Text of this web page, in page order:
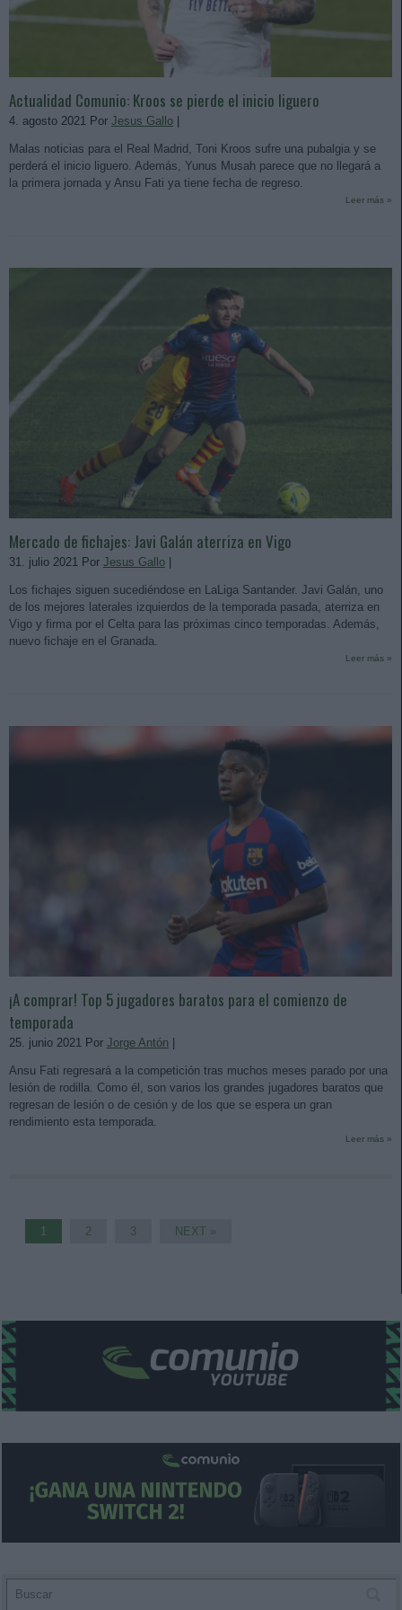
Actualidad Comunio: Kroos se pierde el inicio liguero
4. agosto 2021 Por Jesus Gallo
Malas noticias para el Real Madrid, Toni Kroos sufre una pubalgia y se
perderá el inicio liguero. Además, Yunus Musah parece que no llegará a
la primera jornada y Ansu Fati ya tiene fecha de regreso.
Leer más »
Mercado de fichajes: Javi Galán aterriza en Vigo
31. julio 2021 Por Jesus Gallo
Los fichajes siguen sucediéndose en LaLiga Santander. Javi Galán, uno
de los mejores laterales izquierdos de la temporada pasada, aterriza en
Vigo y firma por el Celta para las próximas cinco temporadas. Además,
nuevo fichaje en el Granada.
Leer más »
¡A comprar! Top 5 jugadores baratos para el comienzo de
temporada
25. junio 2021 Por Jorge Antón
Ansu Fati regresará a la competición tras muchos meses parado por una
lesión de rodilla. Como él, son varios los grandes jugadores baratos que
regresan de lesión o de cesión y de los que se espera un gran
rendimiento esta temporada.
Leer más »
1 2 3 NEXT »